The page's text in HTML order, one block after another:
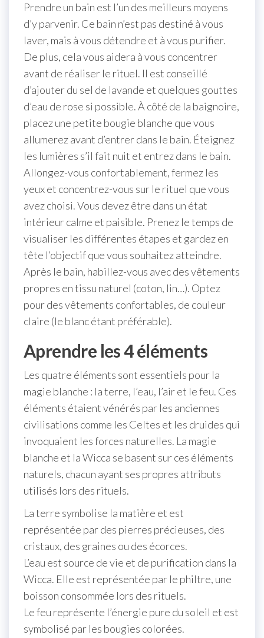
Prendre un bain est l’un des meilleurs moyens
d’y parvenir. Ce bain n’est pas destiné à vous
laver, mais à vous détendre et à vous purifier.
De plus, cela vous aidera à vous concentrer
avant de réaliser le rituel. Il est conseillé
d’ajouter du sel de lavande et quelques gouttes
d’eau de rose si possible. À côté de la baignoire,
placez une petite bougie blanche que vous
allumerez avant d’entrer dans le bain. Éteignez
les lumières s’il fait nuit et entrez dans le bain.
Allongez-vous confortablement, fermez les
yeux et concentrez-vous sur le rituel que vous
avez choisi. Vous devez être dans un état
intérieur calme et paisible. Prenez le temps de
visualiser les différentes étapes et gardez en
tête l’objectif que vous souhaitez atteindre.
Après le bain, habillez-vous avec des vêtements
propres en tissu naturel (coton, lin…). Optez
pour des vêtements confortables, de couleur
claire (le blanc étant préférable).
Aprendre les 4 éléments
Les quatre éléments sont essentiels pour la
magie blanche : la terre, l’eau, l’air et le feu. Ces
éléments étaient vénérés par les anciennes
civilisations comme les Celtes et les druides qui
invoquaient les forces naturelles. La magie
blanche et la Wicca se basent sur ces éléments
naturels, chacun ayant ses propres attributs
utilisés lors des rituels.
La terre symbolise la matière et est
représentée par des pierres précieuses, des
cristaux, des graines ou des écorces.
L’eau est source de vie et de purification dans la
Wicca. Elle est représentée par le philtre, une
boisson consommée lors des rituels.
Le feu représente l’énergie pure du soleil et est
symbolisé par les bougies colorées.